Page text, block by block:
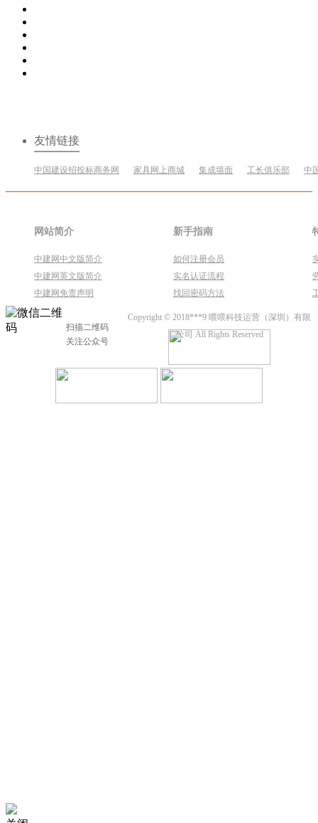
友情链接
中国建设招投标商务网 家具网上商城 集成墙面 工长俱乐部 中
网站简介
中建网中文版简介
中建网英文版简介
中建网免责声明
新手指南
如何注册会员
实名认证流程
找回密码方法
扫描二维码
关注公众号
Copyright © 2018***9 喂喂科技运营（深圳）有限
公司 All Rights Reserved